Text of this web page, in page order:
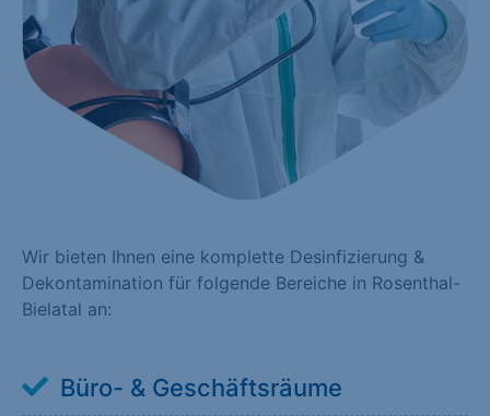
Wir bieten Ihnen eine komplette Desinfizierung &
Dekontamination für folgende Bereiche in Rosenthal-
Bielatal an:
Büro- & Geschäftsräume